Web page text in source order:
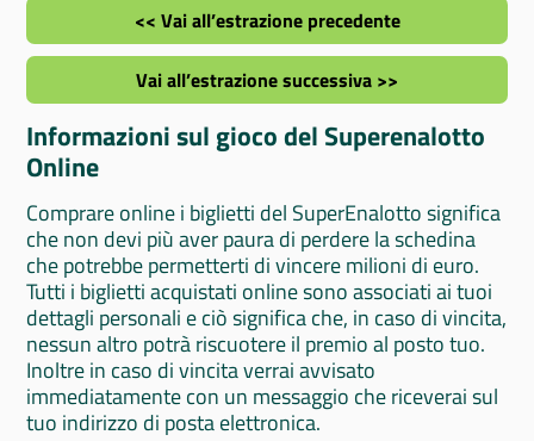
<< Vai all’estrazione precedente
Vai all’estrazione successiva >>
Informazioni sul gioco del Superenalotto
Online
Comprare online i biglietti del SuperEnalotto significa
che non devi più aver paura di perdere la schedina
che potrebbe permetterti di vincere milioni di euro.
Tutti i biglietti acquistati online sono associati ai tuoi
dettagli personali e ciò significa che, in caso di vincita,
nessun altro potrà riscuotere il premio al posto tuo.
Inoltre in caso di vincita verrai avvisato
immediatamente con un messaggio che riceverai sul
tuo indirizzo di posta elettronica.